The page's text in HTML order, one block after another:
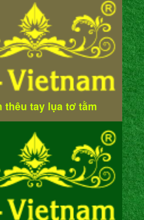
thêu tay lụa tơ tằm